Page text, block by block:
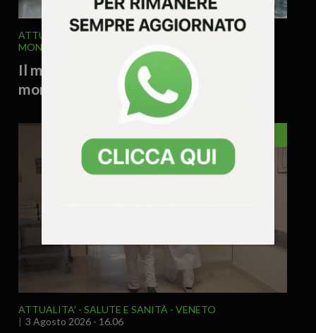
ATTUALITA' ECONOMIA EDITORIALE
ITALIA E
MONDO
Il mezzo litro d’acqua a 2,90 euro e la
morale perduta del mercato
ATTUALITA' SALUTE E SANITÀ
VENETO
3 Agosto 2026 - 16.06